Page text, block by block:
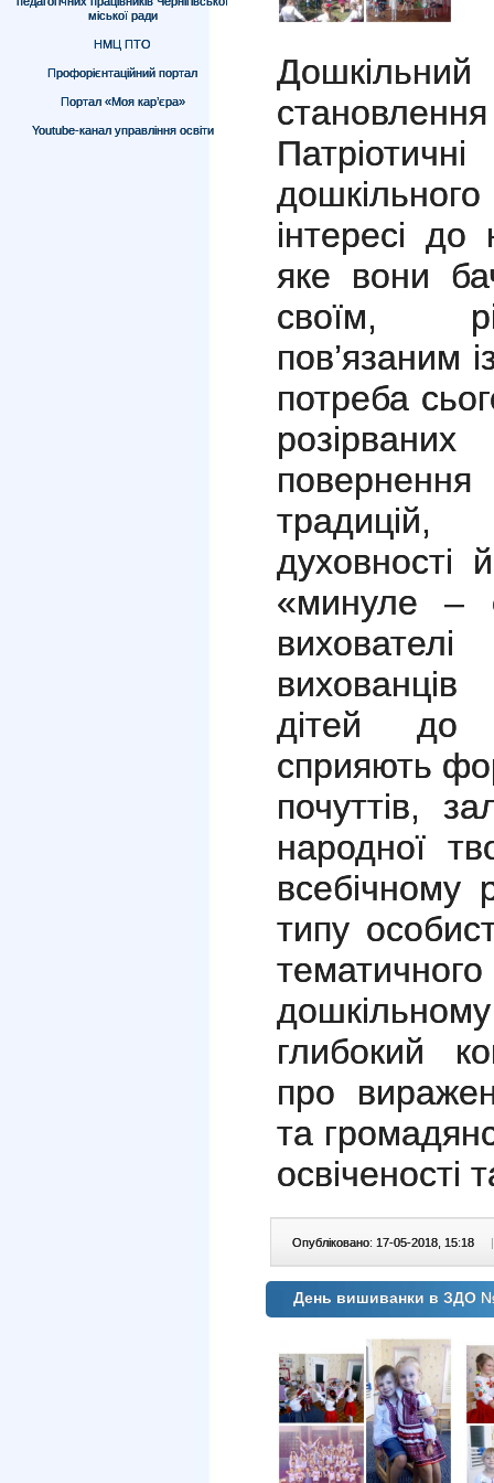
міської ради
НМЦ ПТО
Профорієнтаційний портал
Портал «Моя кар’єра»
Youtube-канал управління освіти
Дошкільний
дошкільного
інтересі
яке вони
своїм,
пов’язаним
потреба
традицій,
духовності
«минуле –
дітей до
сприяють
почуттів,
народної
всебічному
типу
глибокий
про
та
освіченості
Опубліковано: 17-05-2018, 15:18 |
День вишиванки в ЗДО